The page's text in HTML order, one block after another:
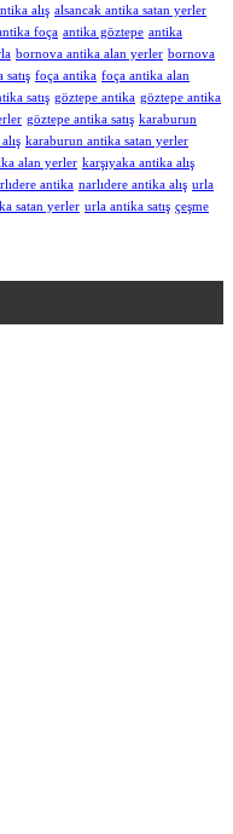
alış alsancak antika satan yerler
foça antika göztepe antika
bornova antika alan yerler bornova
foça antika foça antika alan
satış göztepe antika göztepe antika
göztepe antika satış karaburun
karaburun antika satan yerler
alan yerler karşıyaka antika alış
antika narlıdere antika alış urla
satan yerler urla antika satış çeşme